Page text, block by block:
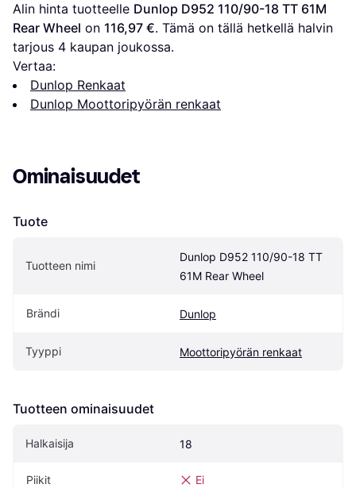
Alin hinta tuotteelle Dunlop D952 110/90-18 TT 61M
Rear Wheel on 116,97 €. Tämä on tällä hetkellä halvin
tarjous 4 kaupan joukossa.
Vertaa:
Dunlop Renkaat
Dunlop Moottoripyörän renkaat
Ominaisuudet
Tuote
Tuotteen nimi
Dunlop D952 110/90-18 TT
61M Rear Wheel
Brändi Dunlop
Tyyppi Moottoripyörän renkaat
Tuotteen ominaisuudet
Halkaisija 18
Piikit Ei